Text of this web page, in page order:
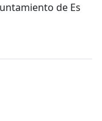
de Es